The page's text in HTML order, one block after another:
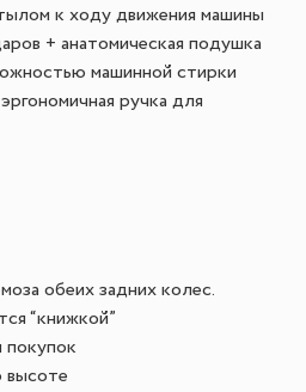
к ходу движения машины
+ анатомическая подушка
машинной стирки
ручка для
обеих задних колес.
“книжкой”
покупок
высоте